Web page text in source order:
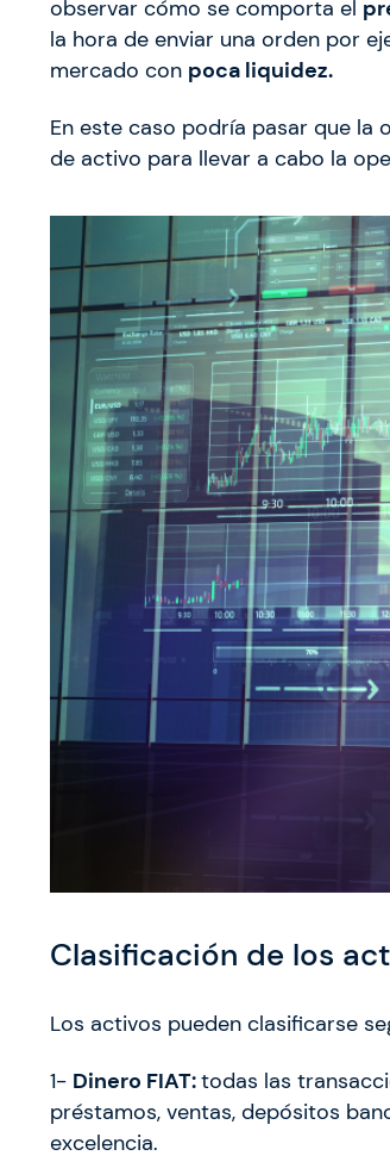
observar cómo se comporta el
la hora de enviar una orden por
mercado con poca liquidez.
En este caso podría pasar que la
de activo para llevar a cabo la
Clasificación de los
Los activos pueden clasificarse
1- Dinero FIAT:todas las
préstamos, ventas, depósitos
excelencia.